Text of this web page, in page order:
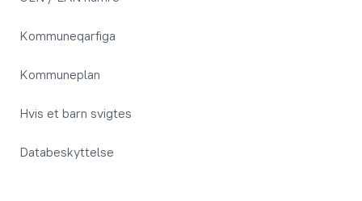
Kommuneqarfiga
Kommuneplan
Hvis et barn svigtes
Databeskyttelse